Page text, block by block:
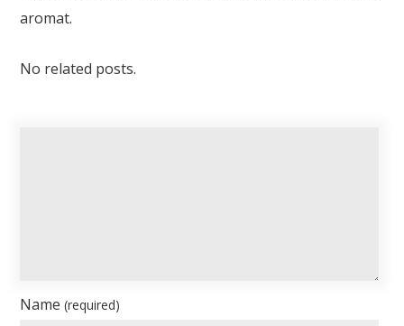
aromat.
No related posts.
Name(required)